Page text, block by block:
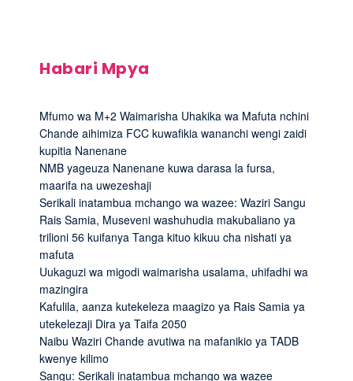
Habari Mpya
Mfumo wa M+2 Waimarisha Uhakika wa Mafuta nchini
Chande aihimiza FCC kuwafikia wananchi wengi zaidi
kupitia Nanenane
NMB yageuza Nanenane kuwa darasa la fursa,
maarifa na uwezeshaji
Serikali inatambua mchango wa wazee: Waziri Sangu
Rais Samia, Museveni washuhudia makubaliano ya
trilioni 56 kuifanya Tanga kituo kikuu cha nishati ya
mafuta
Uukaguzi wa migodi waimarisha usalama, uhifadhi wa
mazingira
Kafulila, aanza kutekeleza maagizo ya Rais Samia ya
utekelezaji Dira ya Taifa 2050
Naibu Waziri Chande avutiwa na mafanikio ya TADB
kwenye kilimo
Sangu: Serikali inatambua mchango wa wazee